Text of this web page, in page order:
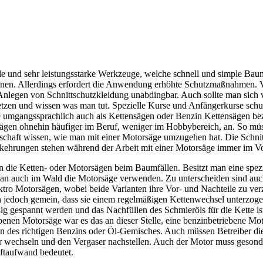
und sehr leistungsstarke Werkzeuge, welche schnell und simple
Allerdings erfordert die Anwendung erhöhte Schutzmaßnahmen.
von Schnittschutzkleidung unabdingbar. Auch sollte man sich
und wissen was man tut. Spezielle Kurse und Anfängerkurse
auch als Kettensägen oder Benzin Kettensägen
ohnehin häufiger im Beruf, weniger im Hobbybereich, an. So
wissen, wie man mit einer Motorsäge umzugehen hat. Die
stehen während der Arbeit mit einer Motorsäge immer im
die Ketten- oder Motorsägen beim Baumfällen. Besitzt man eine
auch im Wald die Motorsäge verwenden. Zu unterscheiden sind
Motorsägen, wobei beide Varianten ihre Vor- und Nachteile zu
gemein, dass sie einem regelmäßigen Kettenwechsel
gespannt werden und das Nachfüllen des Schmieröls für die Kette
Motorsäge war es das an dieser Stelle, eine benzinbetriebene
des richtigen Benzins oder Öl-Gemisches. Auch müssen Betreiber
und den Vergaser nachstellen. Auch der Motor muss
bedeutet.